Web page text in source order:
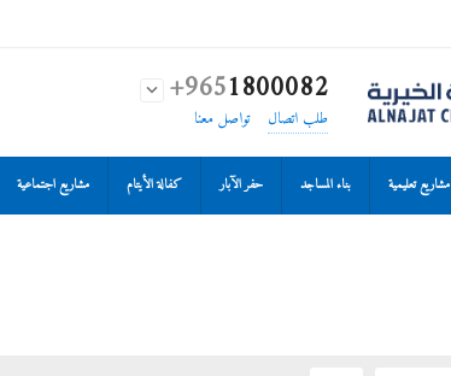
+9651800082

طلب اتصال تواصل معنا
مشاريع تعليمية بناء المساجد حفر الآبار كفالة الأيتام مشاريع اجتماعية